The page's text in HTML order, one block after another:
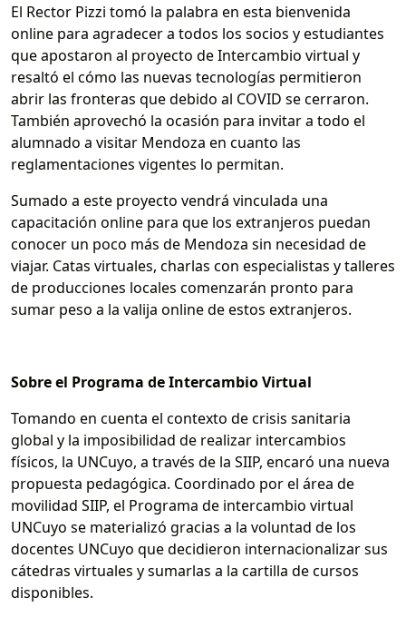
El Rector Pizzi tomó la palabra en esta bienvenida
online para agradecer a todos los socios y estudiantes
que apostaron al proyecto de Intercambio virtual y
resaltó el cómo las nuevas tecnologías permitieron
abrir las fronteras que debido al COVID se cerraron.
También aprovechó la ocasión para invitar a todo el
alumnado a visitar Mendoza en cuanto las
reglamentaciones vigentes lo permitan.
Sumado a este proyecto vendrá vinculada una
capacitación online para que los extranjeros puedan
conocer un poco más de Mendoza sin necesidad de
viajar. Catas virtuales, charlas con especialistas y talleres
de producciones locales comenzarán pronto para
sumar peso a la valija online de estos extranjeros.
Sobre el Programa de Intercambio Virtual
Tomando en cuenta el contexto de crisis sanitaria
global y la imposibilidad de realizar intercambios
físicos, la UNCuyo, a través de la SIIP, encaró una nueva
propuesta pedagógica. Coordinado por el área de
movilidad SIIP, el Programa de intercambio virtual
UNCuyo se materializó gracias a la voluntad de los
docentes UNCuyo que decidieron internacionalizar sus
cátedras virtuales y sumarlas a la cartilla de cursos
disponibles.